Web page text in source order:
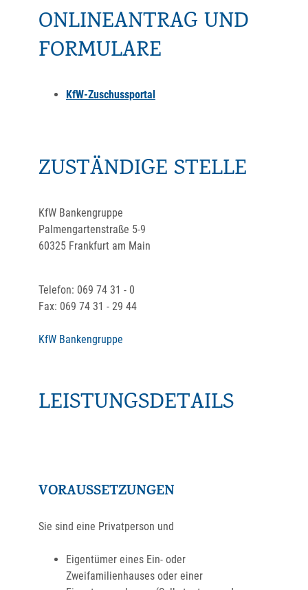
ONLINEANTRAG UND
FORMULARE
KfW-Zuschussportal
ZUSTÄNDIGE STELLE
KfW Bankengruppe
Palmengartenstraße 5-9
60325 Frankfurt am Main
Telefon: 069 74 31 - 0
Fax: 069 74 31 - 29 44
KfW Bankengruppe
LEISTUNGSDETAILS
VORAUSSETZUNGEN
Sie sind eine Privatperson und
Eigentümer eines Ein- oder
Zweifamilienhauses oder einer